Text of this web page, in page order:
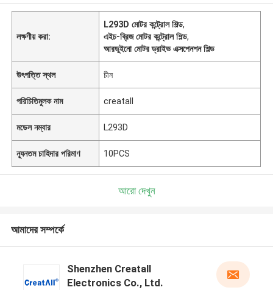
লক্ষণীয় করা:
L293D মোটর কন্ট্রোল শিল্ড,
এইচ-ব্রিজ মোটর কন্ট্রোল শিল্ড,
আরডুইনো মোটর ড্রাইভ এক্সপেনশন শিল্ড
উৎপত্তি স্থল চীন
পরিচিতিমুলক নাম creatall
মডেল নম্বার L293D
ন্যূনতম চাহিদার পরিমাণ 10PCS
আরো দেখুন
আমাদের সম্পর্কে
Shenzhen Creatall
Electronics Co., Ltd.